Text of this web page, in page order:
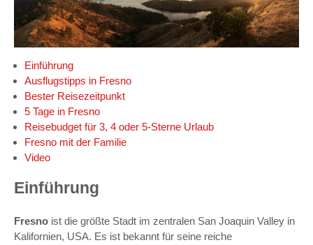
Einführung
Ausflugstipps in Fresno
Bester Reisezeitpunkt
5 Tage in Fresno
Reisebudget für 3, 4 oder 5-Sterne Urlaub
Fresno mit der Familie
Video
Einführung
Fresno ist die größte Stadt im zentralen San Joaquin Valley in
Kalifornien, USA. Es ist bekannt für seine reiche